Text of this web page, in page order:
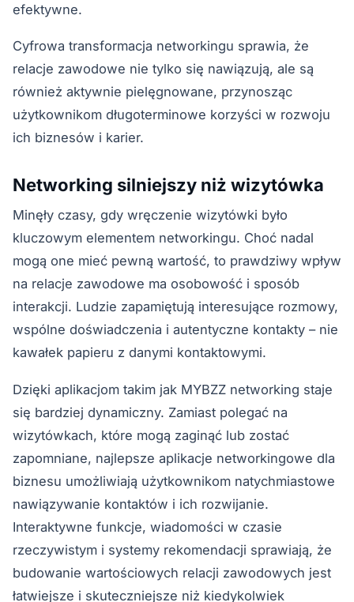
efektywne.
Cyfrowa transformacja networkingu sprawia, że
relacje zawodowe nie tylko się nawiązują, ale są
również aktywnie pielęgnowane, przynosząc
użytkownikom długoterminowe korzyści w rozwoju
ich biznesów i karier.
Networking silniejszy niż wizytówka
Minęły czasy, gdy wręczenie wizytówki było
kluczowym elementem networkingu. Choć nadal
mogą one mieć pewną wartość, to prawdziwy wpływ
na relacje zawodowe ma osobowość i sposób
interakcji. Ludzie zapamiętują interesujące rozmowy,
wspólne doświadczenia i autentyczne kontakty – nie
kawałek papieru z danymi kontaktowymi.
Dzięki aplikacjom takim jak MYBZZ networking staje
się bardziej dynamiczny. Zamiast polegać na
wizytówkach, które mogą zaginąć lub zostać
zapomniane, najlepsze aplikacje networkingowe dla
biznesu umożliwiają użytkownikom natychmiastowe
nawiązywanie kontaktów i ich rozwijanie.
Interaktywne funkcje, wiadomości w czasie
rzeczywistym i systemy rekomendacji sprawiają, że
budowanie wartościowych relacji zawodowych jest
łatwiejsze i skuteczniejsze niż kiedykolwiek